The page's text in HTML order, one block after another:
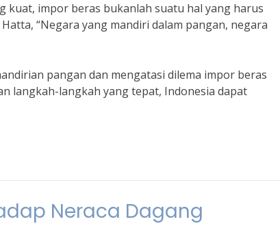
kuat, impor beras bukanlah suatu hal yang harus
“Negara yang mandiri dalam pangan, negara
pangan dan mengatasi dilema impor beras
langkah-langkah yang tepat, Indonesia dapat
Neraca Dagang